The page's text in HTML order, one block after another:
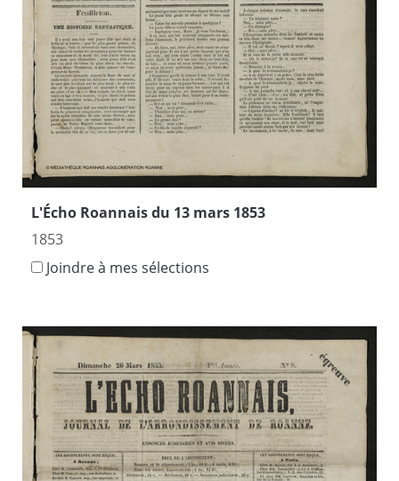
L'Écho Roannais du 13 mars 1853
1853
Joindre à mes sélections